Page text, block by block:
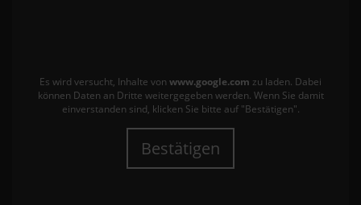
Es wird versucht, Inhalte von www.google.com zu laden. Dabei
können Daten an Dritte weitergegeben werden. Wenn Sie damit
einverstanden sind, klicken Sie bitte auf "Bestätigen".
Bestätigen